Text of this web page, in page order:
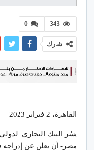
0 343
شارك
القاهرة، 2 فبراير 2023
مصر- أن يعلن عن إدراجه